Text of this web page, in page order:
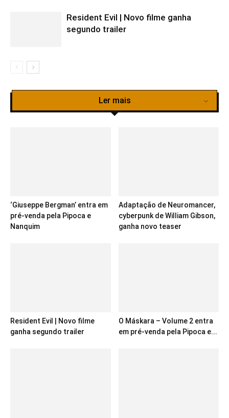
Resident Evil | Novo filme ganha
segundo trailer
Ler mais
‘Giuseppe Bergman’ entra em
pré-venda pela Pipoca e
Nanquim
Adaptação de Neuromancer,
cyberpunk de William Gibson,
ganha novo teaser
Resident Evil | Novo filme
ganha segundo trailer
O Máskara – Volume 2 entra
em pré-venda pela Pipoca e...